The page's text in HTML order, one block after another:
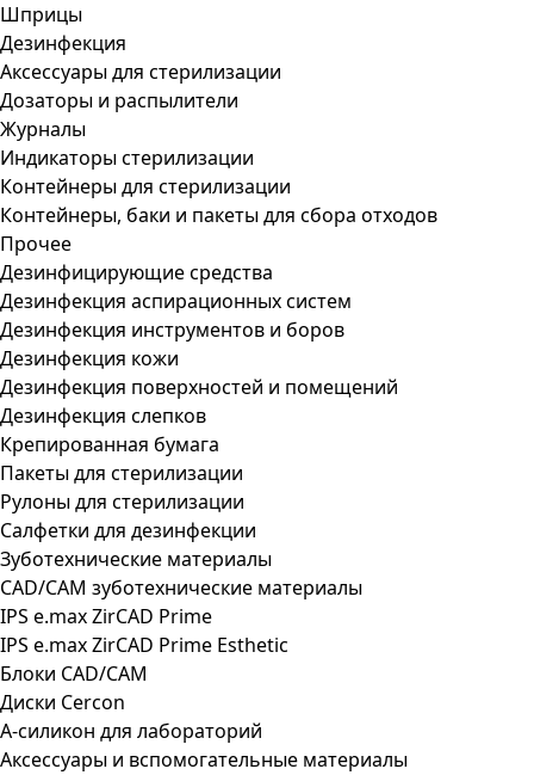
Шприцы
Дезинфекция
Аксессуары для стерилизации
Дозаторы и распылители
Журналы
Индикаторы стерилизации
Контейнеры для стерилизации
Контейнеры, баки и пакеты для сбора отходов
Прочее
Дезинфицирующие средства
Дезинфекция аспирационных систем
Дезинфекция инструментов и боров
Дезинфекция кожи
Дезинфекция поверхностей и помещений
Дезинфекция слепков
Крепированная бумага
Пакеты для стерилизации
Рулоны для стерилизации
Салфетки для дезинфекции
Зуботехнические материалы
CAD/CAM зуботехнические материалы
IPS e.max ZirCAD Prime
IPS e.max ZirCAD Prime Esthetic
Блоки CAD/CAM
Диски Cercon
А-силикон для лабораторий
Аксессуары и вспомогательные материалы